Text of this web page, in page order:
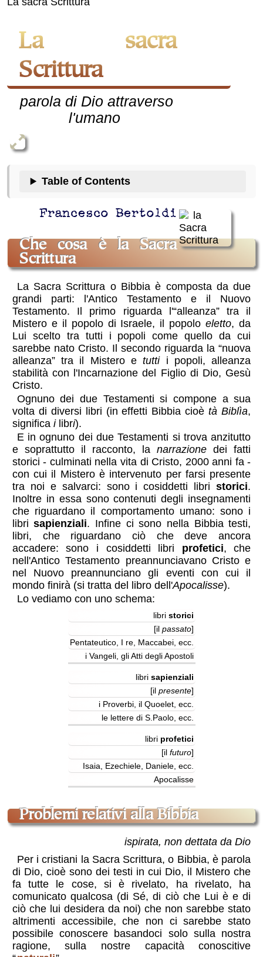
La sacra
Scrittura
parola di Dio attraverso
l'umano
Table of Contents
Francesco Bertoldi
Che cosa è la Sacra
Scrittura
La Sacra Scrittura o Bibbia è composta da due
grandi parti: l'Antico Testamento e il Nuovo
Testamento. Il primo riguarda l'“alleanza” tra il
Mistero e il popolo di Israele, il popoloeletto, da
Lui scelto tra tutti i popoli come quello da cui
sarebbe nato Cristo. Il secondo riguarda la “nuova
alleanza” tra il Mistero etuttii popoli, alleanza
stabilità con l'Incarnazione del Figlio di Dio, Gesù
Cristo.
Ognuno dei due Testamenti si compone a sua
volta di diversi libri (in effetti Bibbia cioètà Biblìa,
significa ilibri).
E in ognuno dei due Testamenti si trova anzitutto
e soprattutto il racconto, lanarrazione dei fatti
storici - culminati nella vita di Cristo, 2000 anni fa -
con cui il Mistero è intervenuto per farsi presente
tra noi e salvarci: sono i cosiddetti libristorici.
Inoltre in essa sono contenuti degli insegnamenti
che riguardano il comportamento umano: sono i
librisapienziali. Infine ci sono nella Bibbia testi,
libri, che riguardano ciò che deve ancora
accadere: sono i cosiddetti libri profetici, che
nell'Antico Testamento preannunciavano Cristo e
nel Nuovo preannunciano gli eventi con cui il
mondo finirà (si tratta del libro dell'Apocalisse).
Lo vediamo con uno schema:
tipo concernente
Antico
Testamento
libri storici
[il passato]
Pentateutico, I re, Maccabei, ecc.
i Vangeli, gli Atti degli Apostoli
libri sapienziali
[il presente]
i Proverbi, il Quoelet, ecc.
le lettere di S.Paolo, ecc.
libri profetici
[il futuro]
Isaia, Ezechiele, Daniele, ecc.
Apocalisse
problemi relativi alla Bibbia
ispirata, non dettata da Dio
Per i cristiani la Sacra Scrittura, o Bibbia, è parola
di Dio, cioè sono dei testi in cui Dio, il Mistero che
fa tutte le cose, si è rivelato, ha rivelato, ha
comunicato qualcosa (di Sé, di ciò che Lui è e di
ciò che lui desidera da noi) che non sarebbe stato
altrimenti accessibile, che non ci sarebbe stato
possibile conoscere basandoci solo sulla nostra
ragione, sulla nostre capacità conoscitive